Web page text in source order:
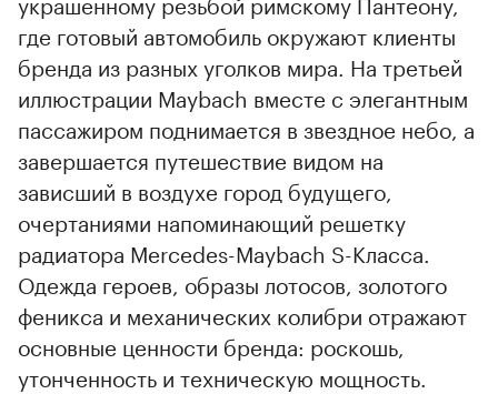
где готовый автомобиль окружают клиенты
бренда из разных уголков мира. На третьей
иллюстрации Maybach вместе с элегантным
пассажиром поднимается в звездное небо, а
завершается путешествие видом на
зависший в воздухе город будущего,
очертаниями напоминающий решетку
радиатора Mercedes-Maybach S-Класса.
Одежда героев, образы лотосов, золотого
феникса и механических колибри отражают
основные ценности бренда: роскошь,
утонченность и техническую мощность.